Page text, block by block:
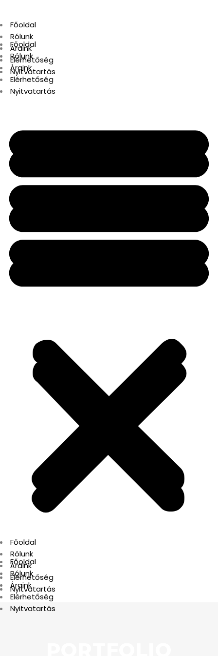
Főoldal
Rólunk
Áraink
Elérhetőség
Nyitvatartás
Főoldal
Rólunk
Áraink
Elérhetőség
Nyitvatartás
Főoldal
Rólunk
Áraink
Elérhetőség
Nyitvatartás
Főoldal
Rólunk
Áraink
Elérhetőség
Nyitvatartás